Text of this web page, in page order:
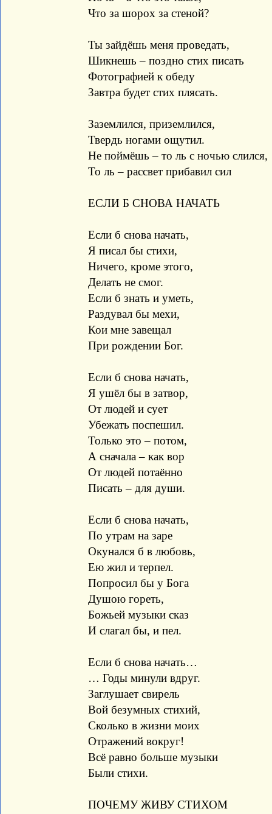
Что за шорох за стеной?
Ты зайдёшь меня проведать,
Шикнешь – поздно стих писать
Фотографией к обеду
Завтра будет стих плясать.
Заземлился, приземлился,
Твердь ногами ощутил.
Не поймёшь – то ль с ночью слился,
То ль – рассвет прибавил сил
ЕСЛИ Б СНОВА НАЧАТЬ
Если б снова начать,
Я писал бы стихи,
Ничего, кроме этого,
Делать не смог.
Если б знать и уметь,
Раздувал бы мехи,
Кои мне завещал
При рождении Бог.
Если б снова начать,
Я ушёл бы в затвор,
От людей и сует
Убежать поспешил.
Только это – потом,
А сначала – как вор
От людей потаённо
Писать – для души.
Если б снова начать,
По утрам на заре
Окунался б в любовь,
Ею жил и терпел.
Попросил бы у Бога
Душою гореть,
Божьей музыки сказ
И слагал бы, и пел.
Если б снова начать…
… Годы минули вдруг.
Заглушает свирель
Вой безумных стихий,
Сколько в жизни моих
Отражений вокруг!
Всё равно больше музыки
Были стихи.
ПОЧЕМУ ЖИВУ СТИХОМ